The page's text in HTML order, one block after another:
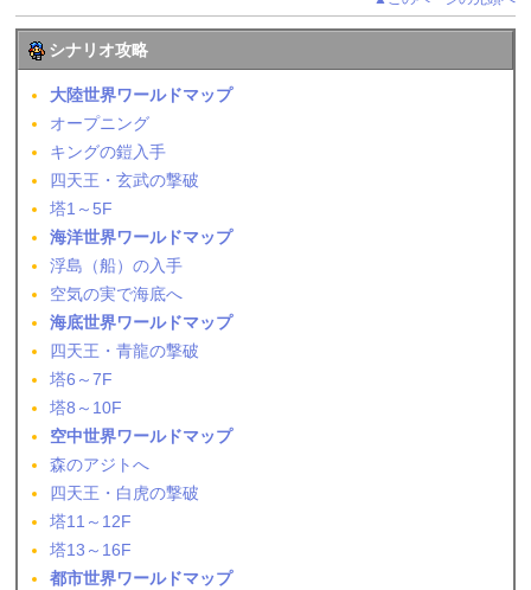
シナリオ攻略
大陸世界ワールドマップ
オープニング
キングの鎧入手
四天王・玄武の撃破
塔1～5F
海洋世界ワールドマップ
浮島（船）の入手
空気の実で海底へ
海底世界ワールドマップ
四天王・青龍の撃破
塔6～7F
塔8～10F
空中世界ワールドマップ
森のアジトへ
四天王・白虎の撃破
塔11～12F
塔13～16F
都市世界ワールドマップ